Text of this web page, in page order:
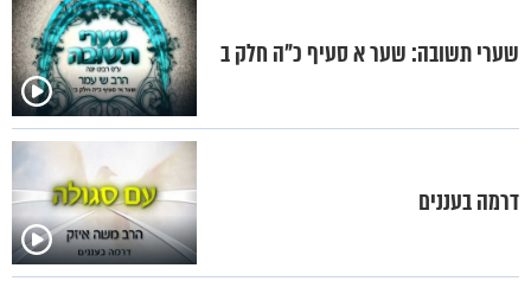
שערי תשובה: שער א סעיף כ"ה חלק ב
דרמה בעננים